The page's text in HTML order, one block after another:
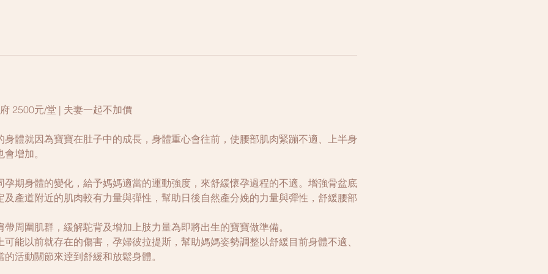
2500元/堂 | 夫妻一起不加價
身體就因為寶寶在肚子中的成長，身體重心會往前，使腰部肌肉緊蹦不適、上半身
增加。
孕期身體的變化，給予媽媽適當的運動強度，來舒緩懷孕過程的不適。增強骨盆底
及產道附近的肌肉較有力量與彈性，幫助日後自然產分娩的力量與彈性，舒緩腰部
周圍肌群，緩解駝背及增加上肢力量為即將出生的寶寶做準備。
能以前就存在的傷害，孕婦彼拉提斯，幫助媽媽姿勢調整以舒緩目前身體不適、
活動關節來逹到舒緩和放鬆身體。